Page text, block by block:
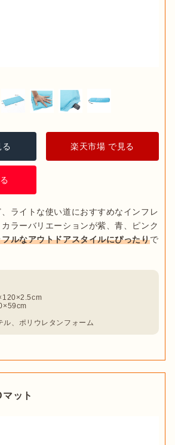
楽天市場 で見る
ライトな使い道におすすめなインフレ
ラーバリエーションが紫、青、ピンク
フルなアウトドアスタイルにぴったりで
ル、ポリウレタンフォーム
ット